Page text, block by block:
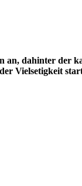
an, dahinter der
Vielsetigkeit